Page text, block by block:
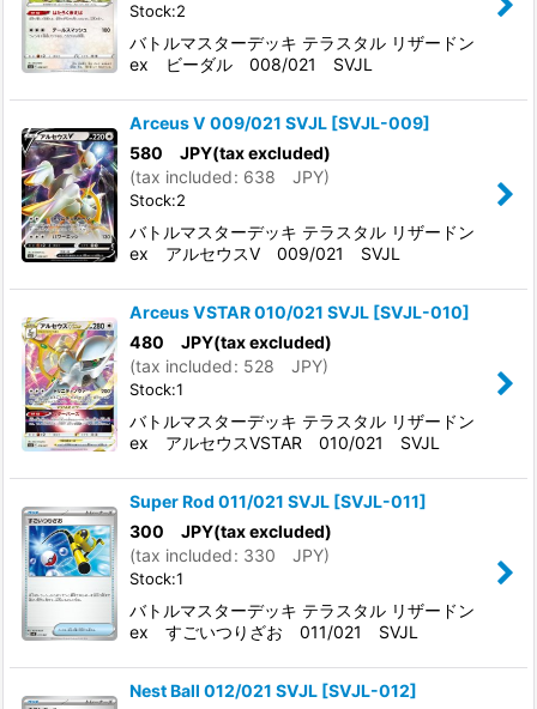
Stock:2
バトルマスターデッキ テラスタル リザードン
ex ビーダル 008/021 SVJL
Arceus V 009/021 SVJL [SVJL-009]
580 JPY(tax excluded)
(tax included: 638 JPY)
Stock:2
バトルマスターデッキ テラスタル リザードン
ex アルセウスV 009/021 SVJL
Arceus VSTAR 010/021 SVJL [SVJL-010]
480 JPY(tax excluded)
(tax included: 528 JPY)
Stock:1
バトルマスターデッキ テラスタル リザードン
ex アルセウスVSTAR 010/021 SVJL
Super Rod 011/021 SVJL [SVJL-011]
300 JPY(tax excluded)
(tax included: 330 JPY)
Stock:1
バトルマスターデッキ テラスタル リザードン
ex すごいつりざお 011/021 SVJL
Nest Ball 012/021 SVJL [SVJL-012]